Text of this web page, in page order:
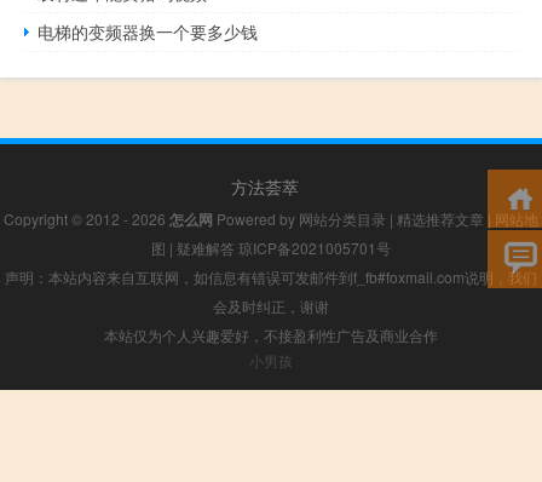
电梯的变频器换一个要多少钱
方法荟萃
Copyright © 2012 - 2026 怎么网 Powered by 网站分类目录 | 精选推荐文章 | 网站地
图 | 疑难解答 琼ICP备2021005701号
声明：本站内容来自互联网，如信息有错误可发邮件到f_fb#foxmail.com说明，我们
会及时纠正，谢谢
本站仅为个人兴趣爱好，不接盈利性广告及商业合作
小男孩